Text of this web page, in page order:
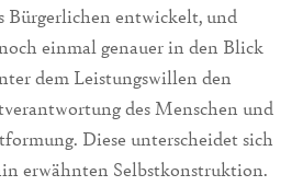
Bürgerlichen entwickelt, und
einmal genauer in den Blick
dem Leistungswillen den
des Menschen und
Diese unterscheidet sich
erwähnten Selbstkonstruktion.